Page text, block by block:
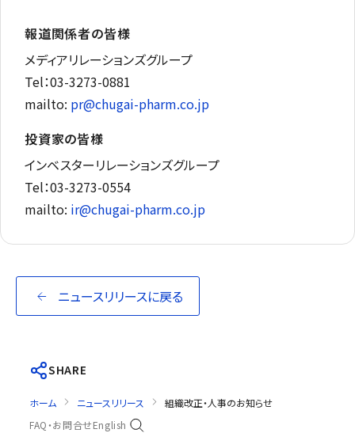
報道関係者の皆様
メディアリレーションズグループ
Tel：03-3273-0881
mailto: pr@chugai-pharm.co.jp
投資家の皆様
インベスターリレーションズグループ
Tel：03-3273-0554
mailto: ir@chugai-pharm.co.jp
ニュースリリースに戻る
SHARE
ホーム ニュースリリース
組織改正・人事のお知らせ
FAQ・お問合せEnglish